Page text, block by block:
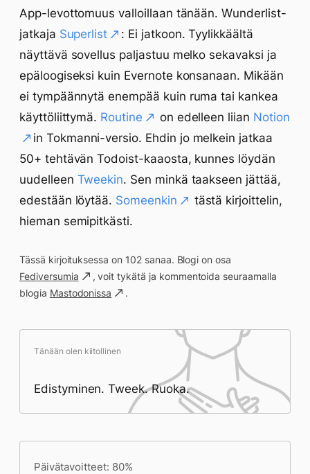
App-levottomuus valloillaan tänään. Wunderlist-
jatkaja Superlist
: Ei jatkoon. Tyylikkäältä
näyttävä sovellus paljastuu melko sekavaksi ja
epäloogiseksi kuin Evernote konsanaan. Mikään
ei tympäännytä enempää kuin ruma tai kankea
käyttöliittymä. Routine on edelleen liian Notion
in Tokmanni-versio. Ehdin jo melkein jatkaa
50+ tehtävän Todoist-kaaosta, kunnes löydän
uudelleen Tweekin. Sen minkä taakseen jättää,
edestään löytää. Someenkin
tästä kirjoittelin,
hieman semipitkästi.
Tässä kirjoituksessa on 102 sanaa. Blogi on osa
Fediversumia
, voit tykätä ja kommentoida seuraamalla
blogia Mastodonissa .
Tänään olen kiitollinen
Edistyminen. Tweek. Ruoka.
Päivätavoitteet: 80%